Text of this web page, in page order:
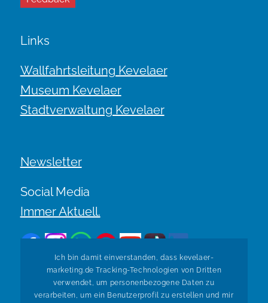
Links
Wallfahrtsleitung Kevelaer
Museum Kevelaer
Stadtverwaltung Kevelaer
Newsletter
Social Media
Immer Aktuell.
Zurück zur Übersicht
Ich bin damit einverstanden, dass kevelaer-
marketing.de Tracking-Technologien von Dritten
verwendet, um personenbezogene Daten zu
verarbeiten, um ein Benutzerprofil zu erstellen und mir